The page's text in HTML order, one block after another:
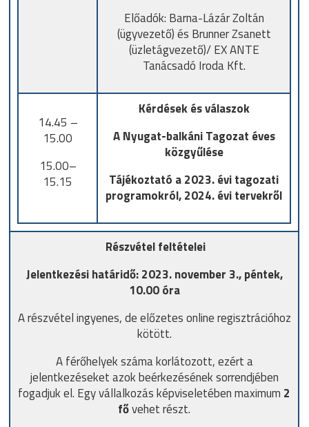
Előadók: Barna-Lázár Zoltán
(ügyvezető) és Brunner Zsanett
(üzletágvezető)/ EX ANTE
Tanácsadó Iroda Kft.
14.45 –
15.00
15.00–
15.15
Kérdések és válaszok
A Nyugat-balkáni Tagozat éves
közgyűlése
Tájékoztató a 2023. évi tagozati
programokról, 2024. évi tervekről
Részvétel feltételei
Jelentkezési határidő: 2023. november 3., péntek,
10.00 óra
A részvétel ingyenes, de előzetes online regisztrációhoz
kötött.
A férőhelyek száma korlátozott, ezért a
jelentkezéseket azok beérkezésének sorrendjében
fogadjuk el. Egy vállalkozás képviseletében maximum 2
fővehet részt.